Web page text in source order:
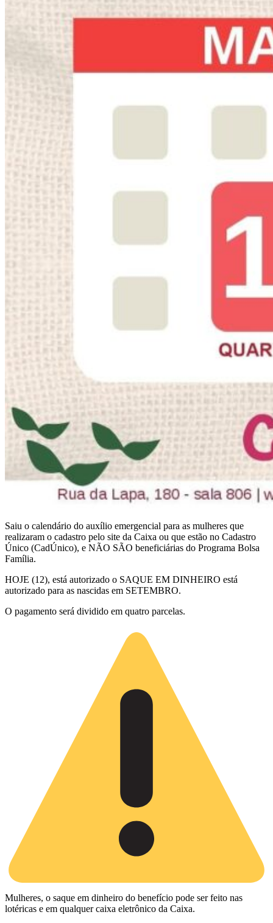
Saiu o calendário do auxílio emergencial para as mulheres que
realizaram o cadastro pelo site da Caixa ou que estão no Cadastro
Único (CadÚnico), e NÃO SÃO beneficiárias do Programa Bolsa
Família.
HOJE (12), está autorizado o SAQUE EM DINHEIRO está
autorizado para as nascidas em SETEMBRO.
O pagamento será dividido em quatro parcelas.
Mulheres, o saque em dinheiro do benefício pode ser feito nas
lotéricas e em qualquer caixa eletrônico da Caixa.